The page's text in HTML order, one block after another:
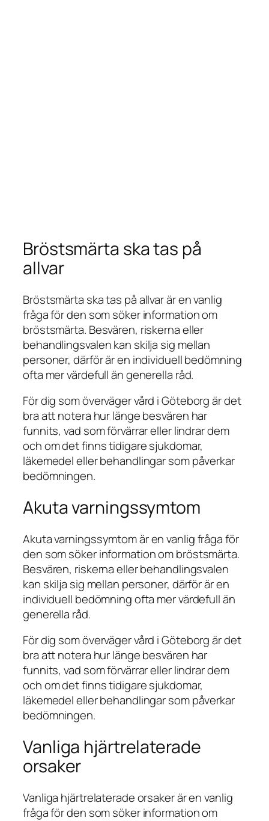
Bröstsmärta ska tas på
allvar
Bröstsmärta ska tas på allvar är en vanlig
fråga för den som söker information om
bröstsmärta. Besvären, riskerna eller
behandlingsvalen kan skilja sig mellan
personer, därför är en individuell bedömning
ofta mer värdefull än generella råd.
För dig som överväger vård i Göteborg är det
bra att notera hur länge besvären har
funnits, vad som förvärrar eller lindrar dem
och om det finns tidigare sjukdomar,
läkemedel eller behandlingar som påverkar
bedömningen.
Akuta varningssymtom
Akuta varningssymtom är en vanlig fråga för
den som söker information om bröstsmärta.
Besvären, riskerna eller behandlingsvalen
kan skilja sig mellan personer, därför är en
individuell bedömning ofta mer värdefull än
generella råd.
För dig som överväger vård i Göteborg är det
bra att notera hur länge besvären har
funnits, vad som förvärrar eller lindrar dem
och om det finns tidigare sjukdomar,
läkemedel eller behandlingar som påverkar
bedömningen.
Vanliga hjärtrelaterade
orsaker
Vanliga hjärtrelaterade orsaker är en vanlig
fråga för den som söker information om